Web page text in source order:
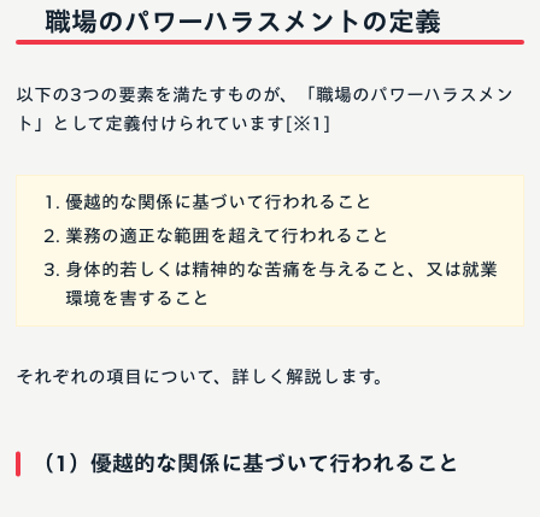
職場のパワーハラスメントの定義
以下の3つの要素を満たすものが、「職場のパワーハラスメン
ト」として定義付けられています[※1]
優越的な関係に基づいて行われること
業務の適正な範囲を超えて行われること
身体的若しくは精神的な苦痛を与えること、又は就業
環境を害すること
それぞれの項目について、詳しく解説します。
（1）優越的な関係に基づいて行われること